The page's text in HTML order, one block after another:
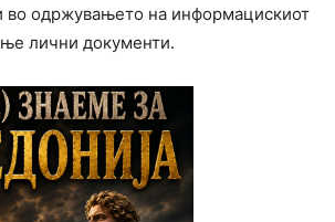
во одржувањето на информацискиот
лични документи.